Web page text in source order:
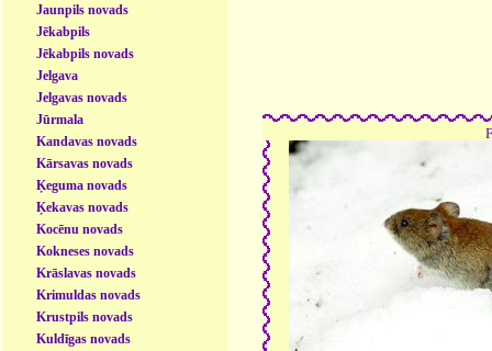
Jaunpils novads
Jēkabpils
Jēkabpils novads
Jelgava
Jelgavas novads
Jūrmala
Kandavas novads
Kārsavas novads
Ķeguma novads
Ķekavas novads
Kocēnu novads
Kokneses novads
Krāslavas novads
Krimuldas novads
Krustpils novads
Kuldīgas novads